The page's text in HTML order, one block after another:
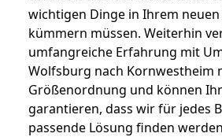
wichtigen Dinge in Ihrem neuen
kümmern müssen. Weiterhin
umfangreiche Erfahrung mit
Wolfsburg nach Kornwestheim
Größenordnung und können
garantieren, dass wir für jedes
passende Lösung finden